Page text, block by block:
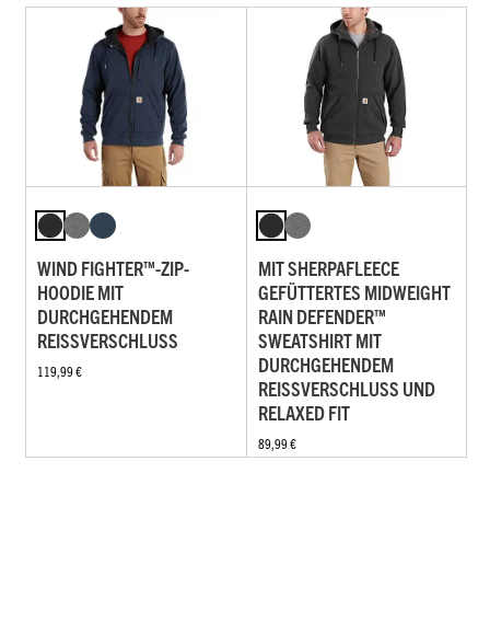
WIND FIGHTER™-ZIP-
HOODIE MIT
DURCHGEHENDEM
REISSVERSCHLUSS
119,99 €
MIT SHERPAFLEECE
GEFÜTTERTES MIDWEIGHT
RAIN DEFENDER™
SWEATSHIRT MIT
DURCHGEHENDEM
REISSVERSCHLUSS UND R
ELAXED FIT
89,99 €